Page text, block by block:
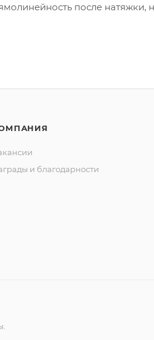
после натяжки,
и благодарности